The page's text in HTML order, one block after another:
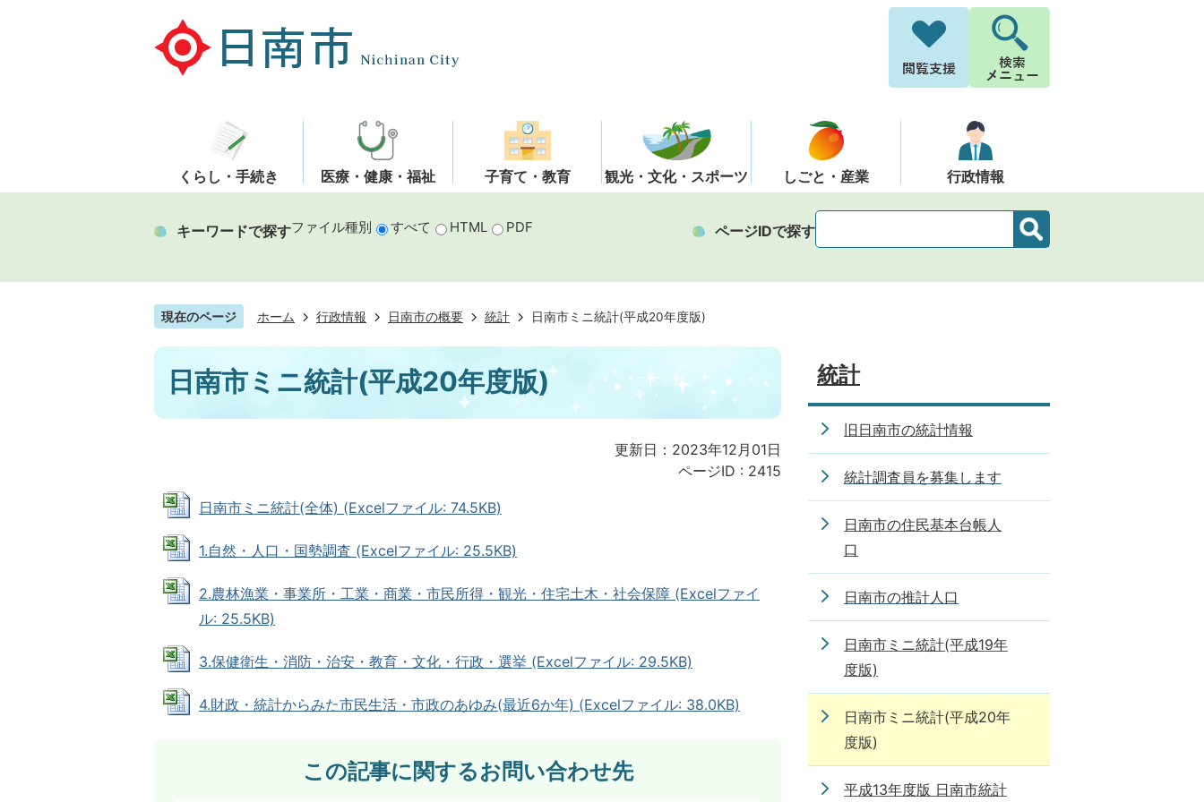
くらし・手続き 医療・健康・福祉 子育て・教育 観光・文化・スポーツ しごと・産業 行政情報
キーワードで探すファイル種別 すべて HTML PDF ページIDで探す
現在のページ ホーム 行政情報 日南市の概要 統計 日南市ミニ統計(平成20年度版)
日南市ミニ統計(平成20年度版)
更新日：2023年12月01日
ページID : 2415
日南市ミニ統計(全体) (Excelファイル: 74.5KB)
1.自然・人口・国勢調査 (Excelファイル: 25.5KB)
2.農林漁業・事業所・工業・商業・市民所得・観光・住宅土木・社会保障 (Excelファイ
ル: 25.5KB)
3.保健衛生・消防・治安・教育・文化・行政・選挙 (Excelファイル: 29.5KB)
4.財政・統計からみた市民生活・市政のあゆみ(最近6か年) (Excelファイル: 38.0KB)
この記事に関するお問い合わせ先
統計
旧日南市の統計情報
統計調査員を募集します
日南市の住民基本台帳人
口
日南市の推計人口
日南市ミニ統計(平成19年
度版)
日南市ミニ統計(平成20年
度版)
平成13年度版 日南市統計